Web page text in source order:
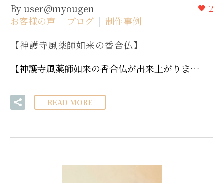
2
By user@myougen
お客様の声
ブログ
制作事例
【神護寺風薬師如来の香合仏】
【神護寺風薬師如来の香合仏が出来上がりま…
READ MORE